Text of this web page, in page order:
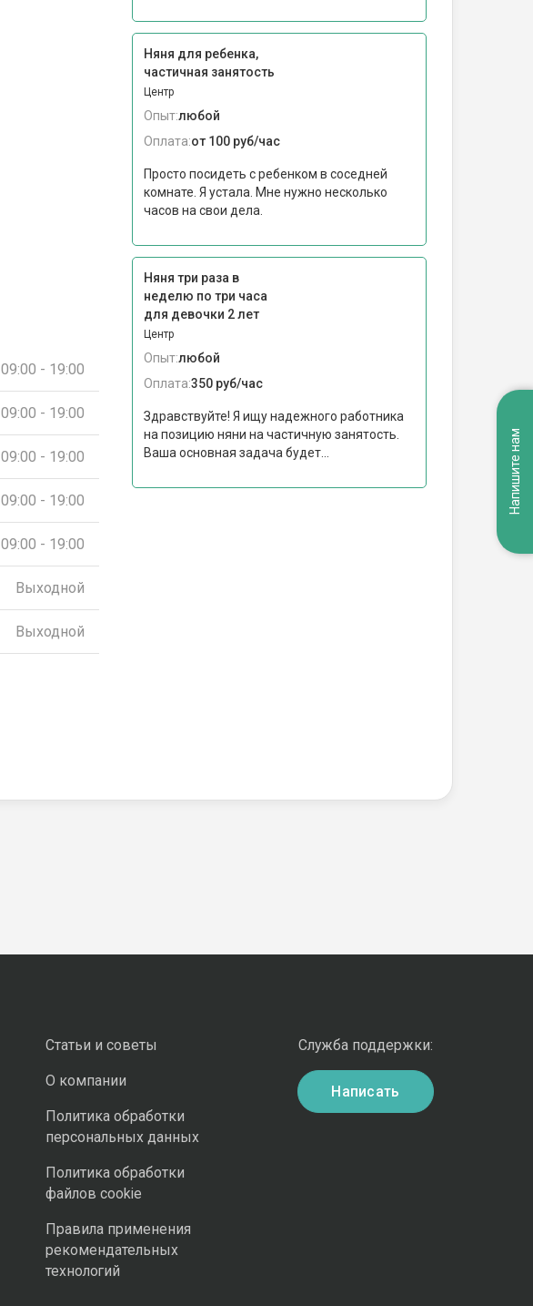
09:00 - 19:00
09:00 - 19:00
09:00 - 19:00
09:00 - 19:00
09:00 - 19:00
Выходной
Выходной
Няня для ребенка,
частичная занятость
Центр
Опыт:любой
Оплата:от 100 руб/час
Просто посидеть с ребенком в соседней
комнате. Я устала. Мне нужно несколько
часов на свои дела.
Няня три раза в
неделю по три часа
для девочки 2 лет
Центр
Опыт:любой
Оплата:350 руб/час
Здравствуйте! Я ищу надежного работника
на позицию няни на частичную занятость.
Ваша основная задача будет...
Статьи и советы
О компании
Политика обработки
персональных данных
Политика обработки
файлов cookie
Правила применения
рекомендательных
технологий
Служба поддержки:
Написать
Напишите нам